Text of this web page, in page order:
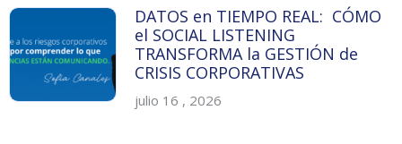
DATOS en TIEMPO REAL: CÓMO
el SOCIAL LISTENING
TRANSFORMA la GESTIÓN de
CRISIS CORPORATIVAS
julio 16 , 2026